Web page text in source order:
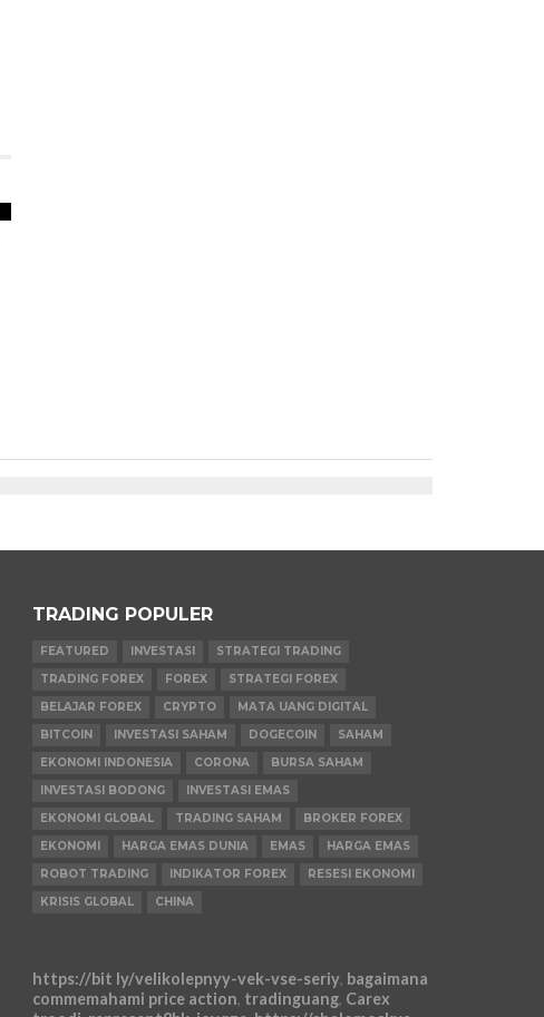
TRADING POPULER
FEATURED INVESTASI
STRATEGI TRADING
TRADING FOREX
FOREX
STRATEGI FOREX
BELAJAR FOREX
CRYPTO
MATA UANG DIGITAL
BITCOIN
INVESTASI SAHAM DOGECOIN
SAHAM
EKONOMI INDONESIA
CORONA
BURSA SAHAM
INVESTASI BODONG
INVESTASI EMAS
EKONOMI GLOBAL
TRADING SAHAM
BROKER FOREX
EKONOMI
HARGA EMAS DUNIA EMAS
HARGA EMAS
ROBOT TRADING
INDIKATOR FOREX
RESESI EKONOMI
KRISIS GLOBAL
CHINA
https://bit ly/velikolepnyy-vek-vse-seriy, bagaimana
commemahami price action, tradinguang, Carex